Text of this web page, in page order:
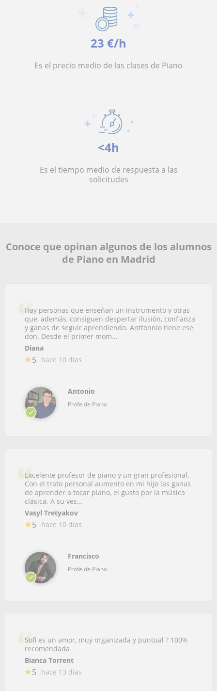
23 €/h
Es el precio medio de las clases de Piano
<4h
Es el tiempo medio de respuesta a las
solicitudes
Conoce que opinan algunos de los alumnos
de Piano en Madrid
Hay personas que enseñan un instrumento y otras
que, además, consiguen despertar ilusión, confianza
y ganas de seguir aprendiendo. Anttonnio tiene ese
don. Desde el primer mom...
Diana
5 hace 10 días
Antonio
Profe de Piano
Excelente profesor de piano y un gran profesional.
Con el trato personal aumento en mi hijo las ganas
de aprender a tocar piano, el gusto por la música
clásica. A su ves...
Vasyl Tretyakov
5 hace 10 días
Francisco
Profe de Piano
Sofi es un amor, muy organizada y puntual ? 100%
recomendada
Bianca Torrent
5 hace 13 días